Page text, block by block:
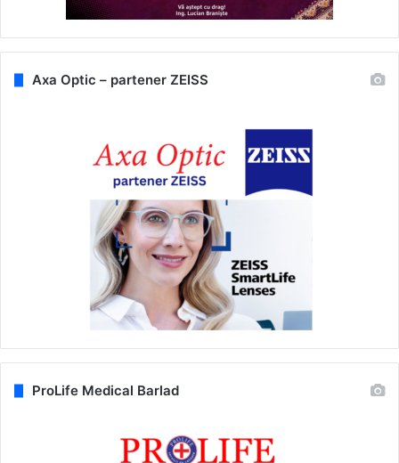
Axa Optic – partener ZEISS
ProLife Medical Barlad